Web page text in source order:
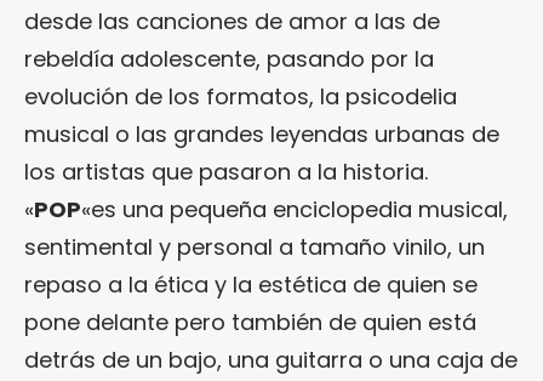
desde las canciones de amor a las de
rebeldía adolescente, pasando por la
evolución de los formatos, la psicodelia
musical o las grandes leyendas urbanas de
los artistas que pasaron a la historia.
«POP«es una pequeña enciclopedia musical,
sentimental y personal a tamaño vinilo, un
repaso a la ética y la estética de quien se
pone delante pero también de quien está
detrás de un bajo, una guitarra o una caja de